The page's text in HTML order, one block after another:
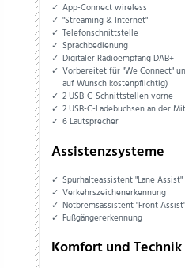
App-Connect wireless
"Streaming & Internet"
Telefonschnittstelle
Sprachbedienung
Digitaler Radioempfang DAB+
Vorbereitet für "We Connect"
auf Wunsch kostenpflichtig)
2 USB-C-Schnittstellen vorne
2 USB-C-Ladebuchsen an der
6 Lautsprecher
Assistenzsysteme
Spurhalteassistent "Lane Assist"
Verkehrszeichenerkennung
Notbremsassistent "Front Assist"
Fußgängererkennung
Komfort und Technik